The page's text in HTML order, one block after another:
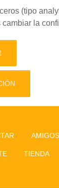
(tipo
la
TIENDA